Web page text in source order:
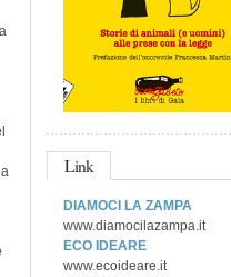
Link
DIAMOCI LA ZAMPA
www.diamocilazampa.it
ECO IDEARE
www.ecoideare.it